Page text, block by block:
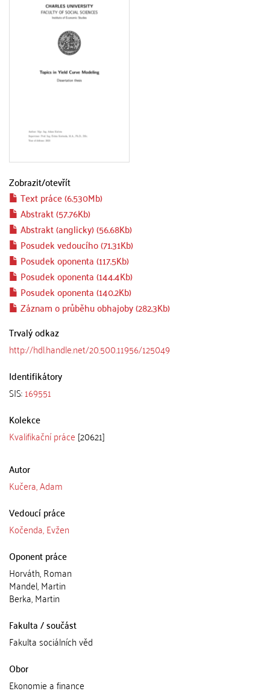
Zobrazit/otevřít
Text práce (6.530Mb)
Abstrakt (57.76Kb)
Abstrakt (anglicky) (56.68Kb)
Posudek vedoucího (71.31Kb)
Posudek oponenta (117.5Kb)
Posudek oponenta (144.4Kb)
Posudek oponenta (140.2Kb)
Záznam o průběhu obhajoby (282.3Kb)
Trvalý odkaz
http://hdl.handle.net/20.500.11956/125049
Identifikátory
SIS:169551
Kolekce
Kvalifikační práce [20621]
Autor
Kučera, Adam
Vedoucí práce
Kočenda, Evžen
Oponent práce
Horváth, Roman
Mandel, Martin
Berka, Martin
Fakulta / součást
Fakulta sociálních věd
Obor
Ekonomie a finance